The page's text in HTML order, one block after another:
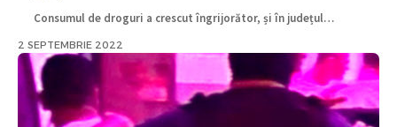
Consumul de droguri a crescut îngrijorător, și în județul…
2 SEPTEMBRIE 2022